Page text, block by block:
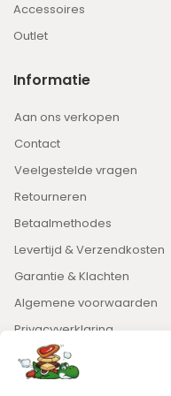
Accessoires
Outlet
Informatie
Aan ons verkopen
Contact
Veelgestelde vragen
Retourneren
Betaalmethodes
Levertijd & Verzendkosten
Garantie & Klachten
Algemene voorwaarden
Privacyverklaring
Nieuwsbrief